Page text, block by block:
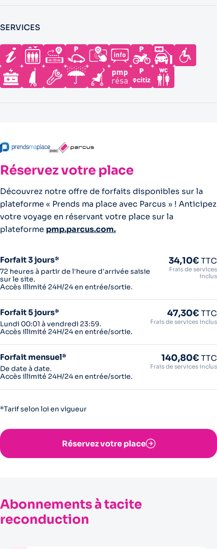
SERVICES
Réservez votre place
Découvrez notre offre de forfaits disponibles sur la
plateforme « Prends ma place avec Parcus » ! Anticipez
votre voyage en réservant votre place sur la
plateforme pmp.parcus.com.
Forfait 3 jours*
72 heures à partir de l'heure d'arrivée saisie
sur le site.
Accès illimité 24H/24 en entrée/sortie.
34,10€TTC
Frais de services
inclus
Forfait 5 jours*
Lundi 00:01 à vendredi 23:59.
Accès illimité 24H/24 en entrée/sortie.
47,30€TTC
Frais de services inclus
Forfait mensuel*
De date à date.
Accès illimité 24H/24 en entrée/sortie.
140,80€TTC
Frais de services inclus
*Tarif selon loi en vigueur
Réservez votre place
Abonnements à tacite
reconduction